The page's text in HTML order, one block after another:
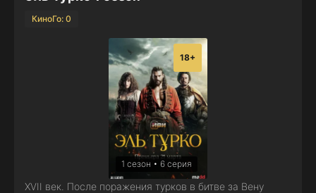
КиноГо: 0
1 сезон • 6 серия
18+
XVII век. После поражения турков в битве за Вену